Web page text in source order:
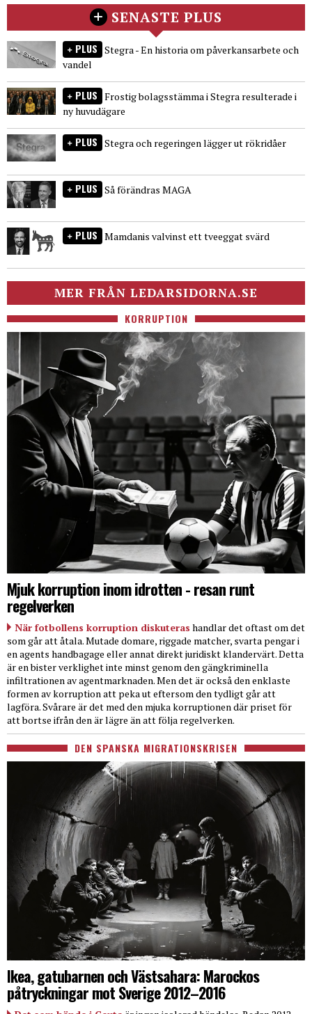
SENASTE PLUS
PLUS Stegra - En historia om påverkansarbete och
vandel
PLUS Frostig bolagsstämma i Stegra resulterade i
ny huvudägare
PLUS Stegra och regeringen lägger ut rökridåer
PLUS Så förändras MAGA
PLUS Mamdanis valvinst ett tveeggat svärd
MER FRÅN LEDARSIDORNA.SE
KORRUPTION
Mjuk korruption inom idrotten - resan runt
regelverken
När fotbollens korruption diskuteras handlar det oftast om det
som går att åtala. Mutade domare, riggade matcher, svarta pengar i
en agents handbagage eller annat direkt juridiskt klandervärt. Detta
är en bister verklighet inte minst genom den gängkriminella
infiltrationen av agentmarknaden. Men det är också den enklaste
formen av korruption att peka ut eftersom den tydligt går att
lagföra. Svårare är det med den mjuka korruptionen där priset för
att bortse ifrån den är lägre än att följa regelverken.
DEN SPANSKA MIGRATIONSKRISEN
Ikea, gatubarnen och Västsahara: Marockos
påtryckningar mot Sverige 2012–2016